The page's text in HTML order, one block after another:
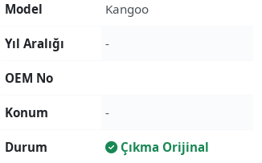
Model Kangoo
Yıl Aralığı -
OEM No
Konum -
Durum Çıkma Orijinal